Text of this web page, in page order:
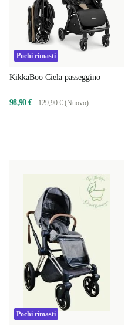
Pochi rimasti
KikkaBoo Ciela passeggino
98,90 € 129,90 € (Nuovo)
Pochi rimasti